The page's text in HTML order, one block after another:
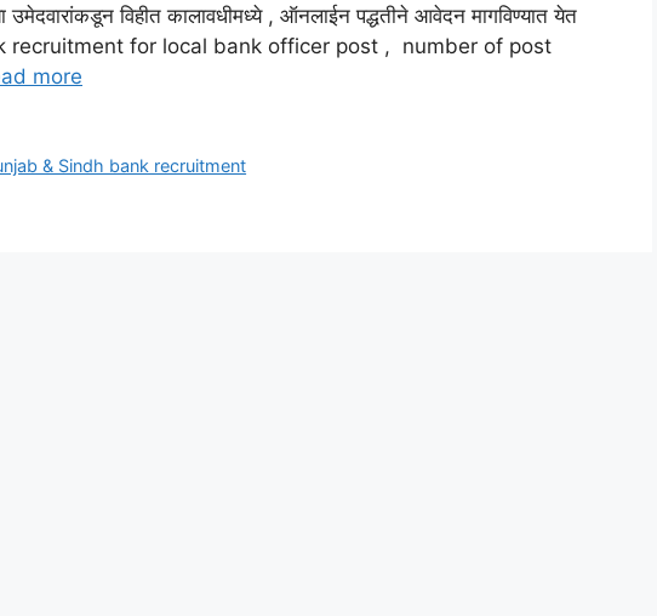
उमेदवारांकडून विहीत कालावधीमध्ये , ऑनलाईन पद्धतीने आवेदन मागविण्यात येत
recruitment for local bank officer post , number of post
more
& Sindh bank recruitment